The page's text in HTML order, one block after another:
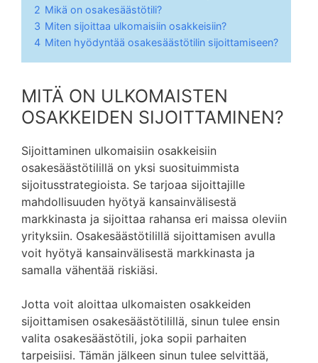
2 Mikä on osakesäästötili?
3 Miten sijoittaa ulkomaisiin osakkeisiin?
4 Miten hyödyntää osakesäästötilin sijoittamiseen?
MITÄ ON ULKOMAISTEN
OSAKKEIDEN SIJOITTAMINEN?
Sijoittaminen ulkomaisiin osakkeisiin
osakesäästötilillä on yksi suosituimmista
sijoitusstrategioista. Se tarjoaa sijoittajille
mahdollisuuden hyötyä kansainvälisestä
markkinasta ja sijoittaa rahansa eri maissa oleviin
yrityksiin. Osakesäästötilillä sijoittamisen avulla
voit hyötyä kansainvälisestä markkinasta ja
samalla vähentää riskiäsi.
Jotta voit aloittaa ulkomaisten osakkeiden
sijoittamisen osakesäästötilillä, sinun tulee ensin
valita osakesäästötili, joka sopii parhaiten
tarpeisiisi. Tämän jälkeen sinun tulee selvittää,